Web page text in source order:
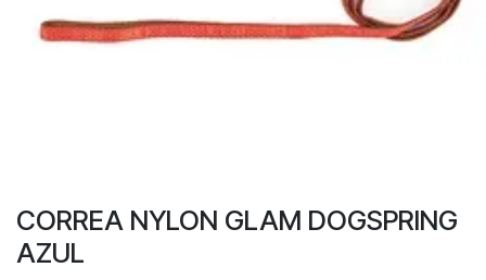
CORREA NYLON GLAM DOGSPRING
AZUL